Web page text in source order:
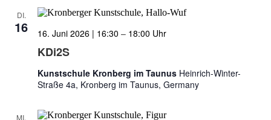
DI.
16
KDi2S
16. Juni 2026 | 16:30 – 18:00
Kunstschule Kronberg im Taunus Heinrich-Winter-
Straße 4a, Kronberg im Taunus, Germany
MI.